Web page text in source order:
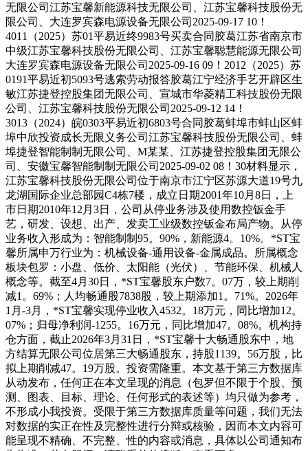
无限公司江苏宝馨新能源科技无限公司、江苏宝馨科技股份无
限公司、大连罗宾森电源设备无限公司2025-09-17 10！
4011（2025）苏01平易近终9983号买卖合同胶葛江苏省南京市
中级江苏宝馨科技股份无限公司、江苏宝馨聪慧能源无限公司
大连罗宾森电源设备无限公司2025-09-16 09！2012（2025）苏
0191平易近初5093号逃索劳动报答胶葛江宁经济手艺开辟区生
敏江苏捷登控股集团无限公司、宣城市华菱精工科技股份无限
公司、江苏宝馨科技股份无限公司2025-09-12 14！
3013（2024）皖0303平易近初6803号合同胶葛蚌埠市蚌山区蚌
埠中欣投资成长无限义务公司江苏宝馨科技股份无限公司、蚌
埠捷登智能制制无限公司、M某某、江苏捷登控股集团无限公
司、安徽宝馨智能制制无限公司2025-09-02 08！30材料显示，
江苏宝馨科技股份无限公司位于南京市江宁区苏源大道19号九
龙湖国际企业总部园C4栋7楼，成立日期2001年10月8日，上
市日期2010年12月3日，公司从停业务涉及使用数控钣金手
艺，研发、设想、出产、发卖工业级数控钣金布局产物。从停
业务收入形成为：智能制制95。90%，新能源4。10%。*ST宝
馨所属申万行业为：机械设备-通用设备-金属成品。所属概念
板块包罗：小盘、低价、太阳能（光伏）、节能环保、机械人
概念等。截至4月30日，*ST宝馨股东户数7。07万，较上期削
减1。69%；人均畅通股7838股，较上期添加1。71%。2026年
1月-3月，*ST宝馨实现停业收入4532。18万元，同比增加12。
07%；归母净利润-1255。16万元，同比增加47。08%。机构持
仓方面，截止2026年3月31日，*ST宝馨十大畅通股东中，地
方结算无限公司位居第三大畅通股东，持股1139。56万股，比
拟上期削减47。19万股。投资需隆重。本文基于第三方数据库
从动发布，任何正在本文呈现的消息（包罗但不限于个股、预
测、图表、目标、理论、任何形式的表述等）均只做为参考，
不形成小我投资。受限于第三方数据库质量等问题，我们无法
对数据的实正在性及完整性进行分辩或核验，因而本文内容可
能呈现不精确、不完整、性的内容或消息，具体以公司通知布